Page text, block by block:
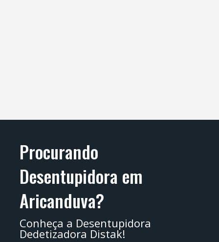
Procurando
Desentupidora em
Aricanduva?
Conheça a Desentupidora
Dedetizadora Distak!